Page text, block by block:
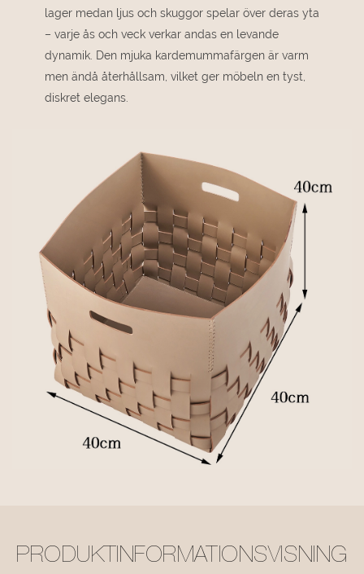
lager medan ljus och skuggor spelar över deras yta
– varje ås och veck verkar andas en levande
dynamik. Den mjuka kardemummafärgen är varm
men ändå återhållsam, vilket ger möbeln en tyst,
diskret elegans.
PRODUKTINFORMATIONSVISNING